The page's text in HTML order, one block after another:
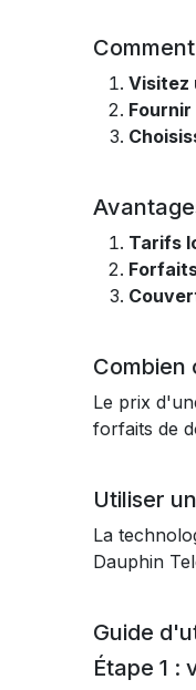
Visitez
Tarifs
Combien
Le prix
forfaits de
Utiliser
La
Dauphin
Guide
Étape 1 :